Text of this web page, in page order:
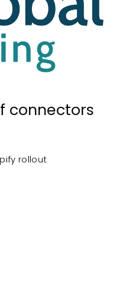
connectors
rollout